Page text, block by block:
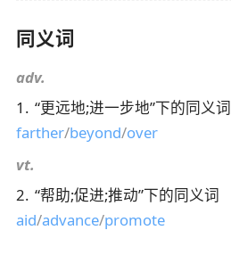
同义词
adv.
1 . “更远地;进一步地”下的同义词
farther/beyond/over
vt.
2. “帮助;促进;推动”下的同义词
aid/advance/promote